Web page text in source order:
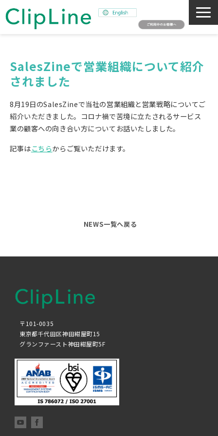
事業紹介
サステナビリティ
採用情報
SNAPSHOT
SalesZineで営業組織について紹介
されました
8月19日のSalesZineで当社の営業組織と営業戦略についてご
紹介いただきました。コロナ禍で苦境に立たされるサービス
業の顧客への向き合い方についてお話いたしました。
記事はこちらからご覧いただけます。
NEWS一覧へ戻る
〒101-0035
東京都千代田区神田紺屋町15
グランファースト神田紺屋町5F